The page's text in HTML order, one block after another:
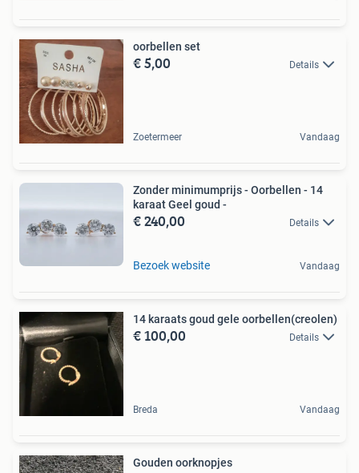
oorbellen set
€ 5,00 Details
Zoetermeer Vandaag
Zonder minimumprijs - Oorbellen - 14
karaat Geel goud -
€ 240,00 Details
Bezoek website Vandaag
14 karaats goud gele oorbellen(creolen)
€ 100,00 Details
Breda Vandaag
Gouden oorknopjes